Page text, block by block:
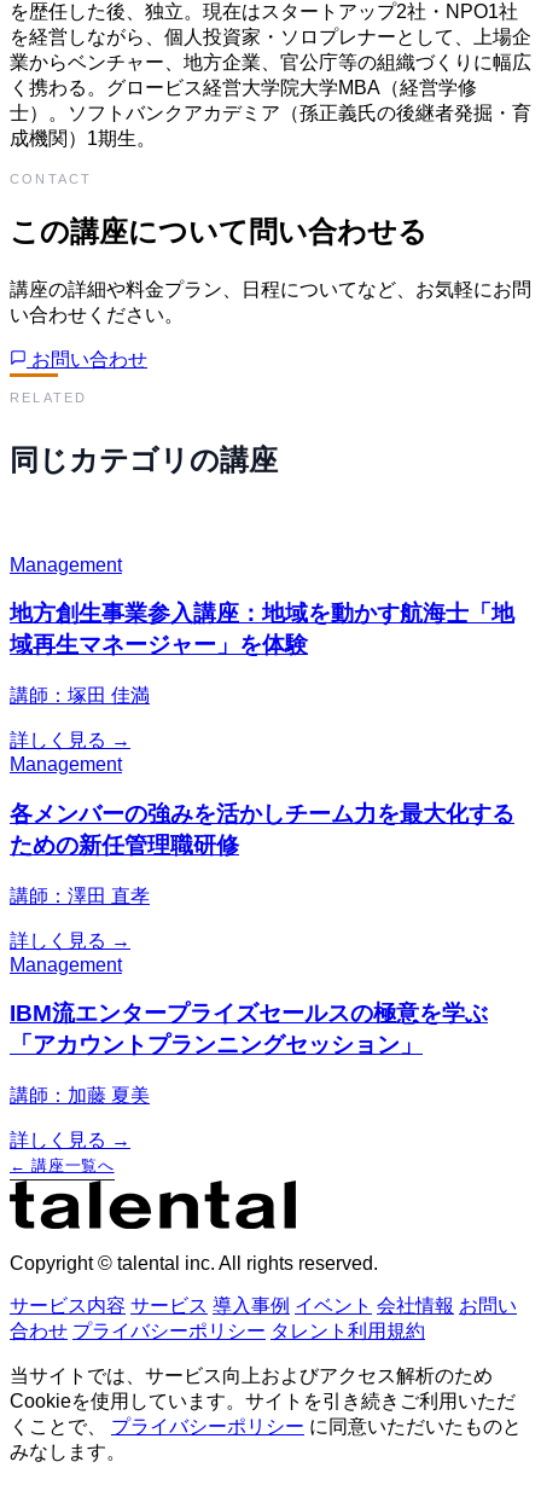
を歴任した後、独立。現在はスタートアップ2社・NPO1社
を経営しながら、個人投資家・ソロプレナーとして、上場企
業からベンチャー、地方企業、官公庁等の組織づくりに幅広
く携わる。グロービス経営大学院大学MBA（経営学修
士）。ソフトバンクアカデミア（孫正義氏の後継者発掘・育
成機関）1期生。
CONTACT
この講座について問い合わせる
講座の詳細や料金プラン、日程についてなど、お気軽にお問
い合わせください。
お問い合わせ
RELATED
同じカテゴリの講座
Management
地方創生事業参入講座：地域を動かす航海士「地
域再生マネージャー」を体験
講師：塚田 佳満
詳しく見る →
Management
各メンバーの強みを活かしチーム力を最大化する
ための新任管理職研修
講師：澤田 直孝
詳しく見る →
Management
IBM流エンタープライズセールスの極意を学ぶ
「アカウントプランニングセッション」
講師：加藤 夏美
詳しく見る →
← 講座一覧へ
Copyright © talental inc. All rights reserved.
サービス内容 サービス 導入事例 イベント 会社情報 お問い
合わせ プライバシーポリシー タレント利用規約
当サイトでは、サービス向上およびアクセス解析のため
Cookieを使用しています。サイトを引き続きご利用いただ
くことで、 プライバシーポリシー に同意いただいたものと
みなします。